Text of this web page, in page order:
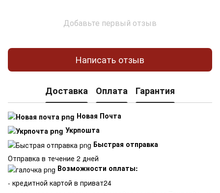
Добавьте первый отзыв
Написать отзыв
Доставка Оплата Гарантия
Новая Почта
Укрпошта
Быстрая отправка
Отправка в течение 2 дней
Возможности оплаты:
- кредитной картой в приват24